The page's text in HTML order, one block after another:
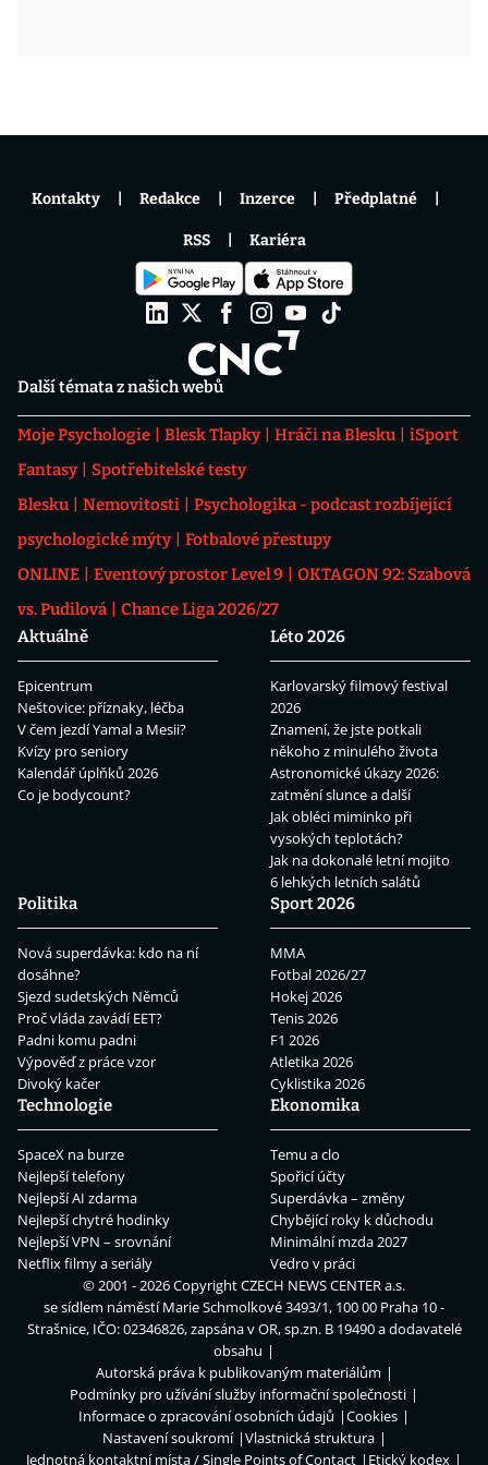
Další témata z našich webů
Moje Psychologie Blesk Tlapky Hráči na Blesku
iSport
Fantasy
Spotřebitelské testy
Blesku
Nemovitosti
Psychologika - podcast rozbíjející
psychologické mýty
Fotbalové přestupy
ONLINE
Eventový prostor Level 9
OKTAGON 92: Szabová
vs. Pudilová
Chance Liga 2026/27
Aktuálně
Epicentrum
Neštovice: příznaky, léčba
V čem jezdí Yamal a Mesii?
Kvízy pro seniory
Kalendář úplňků 2026
Co je bodycount?
Léto 2026
Karlovarský filmový festival
2026
Znamení, že jste potkali
někoho z minulého života
Astronomické úkazy 2026:
zatmění slunce a další
Jak obléci miminko při
vysokých teplotách?
Jak na dokonalé letní mojito
6 lehkých letních salátů
Politika
Nová superdávka: kdo na ní
dosáhne?
Sjezd sudetských Němců
Proč vláda zavádí EET?
Padni komu padni
Výpověď z práce vzor
Divoký kačer
Sport 2026
MMA
Fotbal 2026/27
Hokej 2026
Tenis 2026
F1 2026
Atletika 2026
Cyklistika 2026
Technologie
SpaceX na burze
Nejlepší telefony
Nejlepší AI zdarma
Nejlepší chytré hodinky
Nejlepší VPN – srovnání
Netflix filmy a seriály
Ekonomika
Temu a clo
Spořicí účty
Superdávka – změny
Chybějící roky k důchodu
Minimální mzda 2027
Vedro v práci
Kontakty Redakce Inzerce Předplatné
RSS Kariéra
© 2001 - 2026 CopyrightCZECH NEWS CENTER a.s.
se sídlem náměstí Marie Schmolkové 3493/1, 100 00 Praha 10 -
Strašnice, IČO: 02346826, zapsána v OR, sp.zn. B 19490 a dodavatelé
obsahu
Autorská práva k publikovaným materiálům
Podmínky pro užívání služby informační společnosti
Informace o zpracování osobních údajů
Cookies
Nastavení soukromí
Vlastnická struktura
Jednotná kontaktní místa / Single Points of Contact
Etický kodex